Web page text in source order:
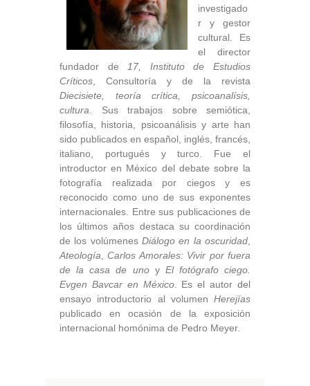
investigado
r y gestor
cultural. Es
el director
fundador de
17, Instituto de Estudios
Críticos , Consultoría y de la revista
Diecisiete, teoría crítica, psicoanalísis,
cultura . Sus trabajos sobre semiótica,
filosofía, historia, psicoanálisis y arte han
sido publicados en español, inglés, francés,
italiano, portugués y turco. Fue el
introductor en México del debate sobre la
fotografía realizada por ciegos y es
reconocido como uno de sus exponentes
internacionales. Entre sus publicaciones de
los últimos años destaca su coordinación
de los volúmenes Diálogo en la oscuridad
Ateología ,Carlos Amorales: Vivir por fuera
de la casa de unoyEl fotógrafo ciego.
Evgen Bavcar en México. Es el autor del
ensayo introductorio al volumen Herejías
publicado en ocasión de la exposición
internacional homónima de Pedro Meyer.